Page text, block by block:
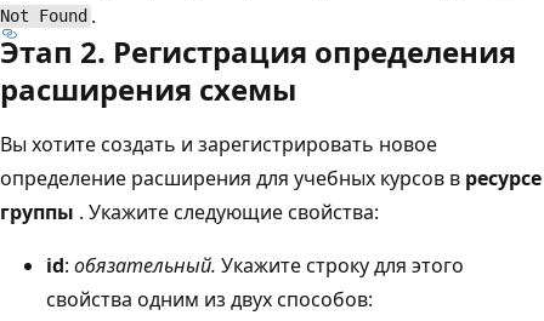
Not Found .
Этап 2. Регистрация определения
расширения схемы
Вы хотите создать и зарегистрировать новое
определение расширения для учебных курсов в ресурсе
группы . Укажите следующие свойства:
id: обязательный. Укажите строку для этого
свойства одним из двух способов: